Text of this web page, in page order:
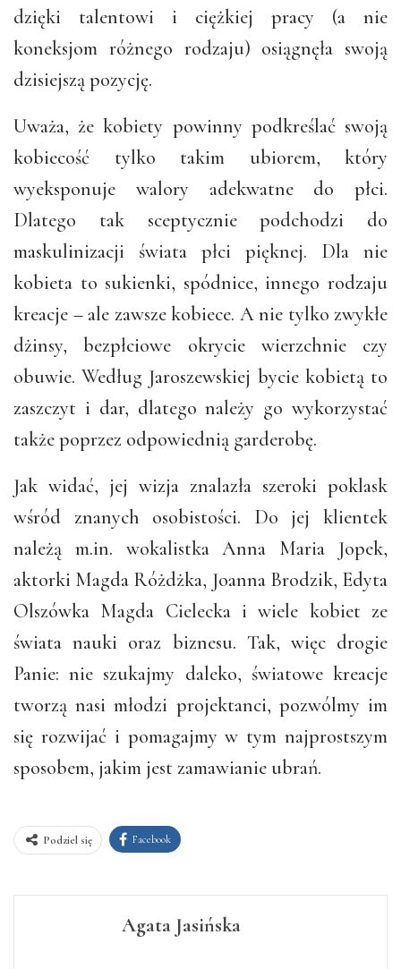
dzięki talentowi i ciężkiej pracy (a nie
koneksjom różnego rodzaju) osiągnęła swoją
dzisiejszą pozycję.
Uważa, że kobiety powinny podkreślać swoją
kobiecość tylko takim ubiorem, który
wyeksponuje walory adekwatne do płci.
Dlatego tak sceptycznie podchodzi do
maskulinizacji świata płci pięknej. Dla nie
kobieta to sukienki, spódnice, innego rodzaju
kreacje – ale zawsze kobiece. A nie tylko zwykłe
dżinsy, bezpłciowe okrycie wierzchnie czy
obuwie. Według Jaroszewskiej bycie kobietą to
zaszczyt i dar, dlatego należy go wykorzystać
także poprzez odpowiednią garderobę.
Jak widać, jej wizja znalazła szeroki poklask
wśród znanych osobistości. Do jej klientek
należą m.in. wokalistka Anna Maria Jopek,
aktorki Magda Różdżka, Joanna Brodzik, Edyta
Olszówka Magda Cielecka i wiele kobiet ze
świata nauki oraz biznesu. Tak, więc drogie
Panie: nie szukajmy daleko, światowe kreacje
tworzą nasi młodzi projektanci, pozwólmy im
się rozwijać i pomagajmy w tym najprostszym
sposobem, jakim jest zamawianie ubrań.
Podziel się Facebook
Agata Jasińska